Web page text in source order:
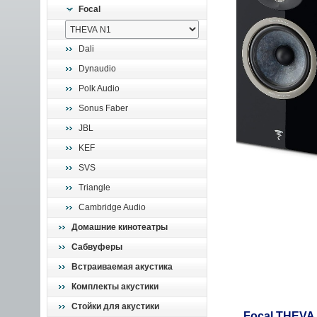
Focal
Dali
Dynaudio
Polk Audio
Sonus Faber
JBL
KEF
SVS
Triangle
Cambridge Audio
Домашние кинотеатры
Сабвуферы
Встраиваемая акустика
Комплекты акустики
Стойки для акустики